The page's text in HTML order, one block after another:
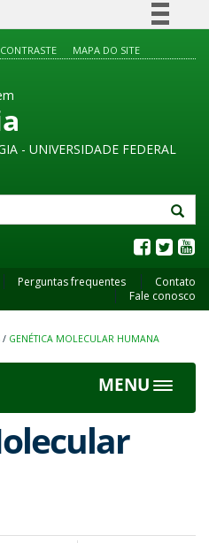
Legislação
MAPA DO SITE
- UNIVERSIDADE FEDERAL
Perguntas frequentes
Contato
Fale conosco
/ GENÉTICA MOLECULAR HUMANA
MENU
Toggle